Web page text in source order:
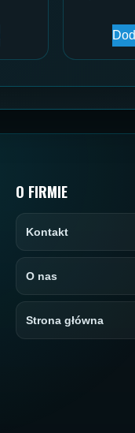
O FIRMIE
Kontakt
O nas
Strona główna